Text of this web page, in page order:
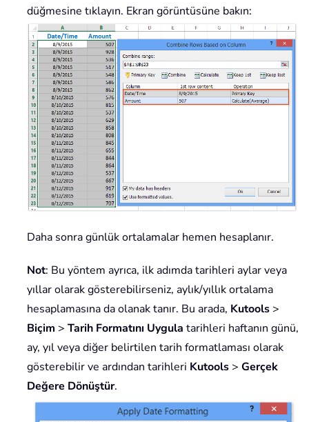
düğmesine tıklayın. Ekran görüntüsüne bakın:
Daha sonra günlük ortalamalar hemen hesaplanır.
Not: Bu yöntem ayrıca, ilk adımda tarihleri aylar veya
yıllar olarak gösterebilirseniz, aylık/yıllık ortalama
hesaplamasına da olanak tanır. Bu arada, Kutools >
Biçim > Tarih Formatını Uygula tarihleri haftanın günü,
ay, yıl veya diğer belirtilen tarih formatlaması olarak
gösterebilir ve ardından tarihleri Kutools > Gerçek
Değere Dönüştür.